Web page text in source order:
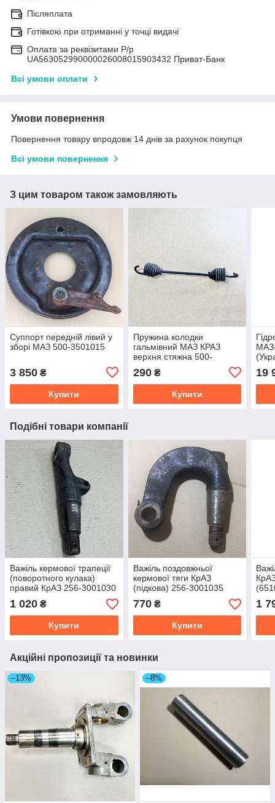
Післяплата
Готівкою при отриманні у точці видачі
Оплата за реквізитами Р/р
UA563052990000026008015903432 Приват-Банк
Всі умови оплати
Умови повернення
Повернення товару впродовж 14 днів за рахунок покупця
Всі умови повернення
З цим товаром також замовляють
Суппорт передній лівий у
зборі МАЗ 500-3501015
3 850 ₴
Купити
Пружина колодки
гальмівний МАЗ КРАЗ
верхня стяжна 500-
290₴
Купити
19
Подібні товари компанії
Важіль кермової трапеції
(поворотного кулака)
правий КрАЗ 256-3001030
1 020 ₴
Купити
Важіль поздовжньої
кермової тяги КрАЗ
(підкова) 256-3001035
770₴
Купити
1
Акційні пропозиції та новинки
–13% –8%